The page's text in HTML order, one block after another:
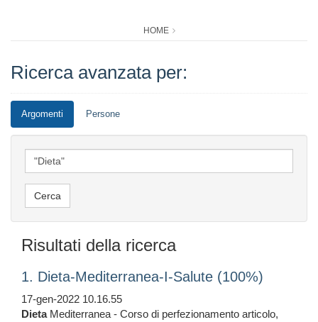
HOME
Ricerca avanzata per:
Argomenti Persone
Risultati della ricerca
1. Dieta-Mediterranea-I-Salute (100%)
17-gen-2022 10.16.55
DietaMediterranea - Corso di perfezionamento articolo,